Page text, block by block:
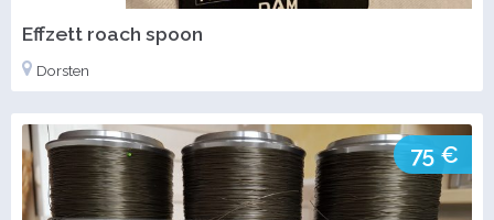
Effzett roach spoon
Dorsten
75 €